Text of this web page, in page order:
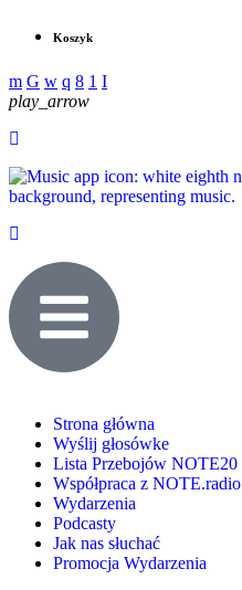
Koszyk
play_arrow
Strona główna
Wyślij głosówke
Lista Przebojów NOTE20
Współpraca z NOTE.radio
Wydarzenia
Podcasty
Jak nas słuchać
Promocja Wydarzenia